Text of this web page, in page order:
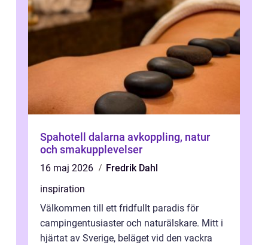
Spahotell dalarna avkoppling, natur
och smakupplevelser
16 maj 2026
Fredrik Dahl
inspiration
Välkommen till ett fridfullt paradis för
campingentusiaster och naturälskare. Mitt i
hjärtat av Sverige, beläget vid den vackra